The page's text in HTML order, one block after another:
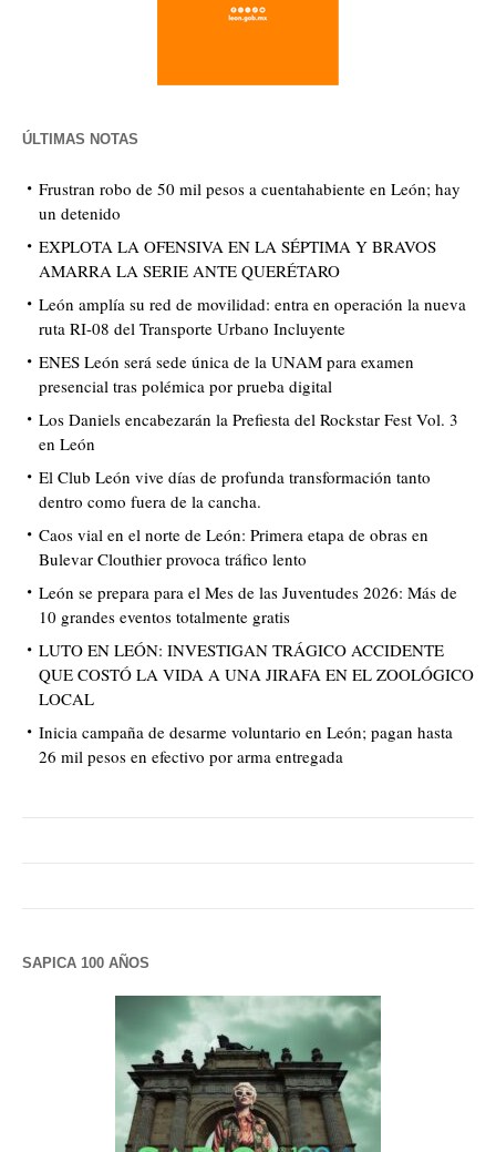
ÚLTIMAS NOTAS
Frustran robo de 50 mil pesos a cuentahabiente en León; hay
un detenido
EXPLOTA LA OFENSIVA EN LA SÉPTIMA Y BRAVOS
AMARRA LA SERIE ANTE QUERÉTARO
León amplía su red de movilidad: entra en operación la nueva
ruta RI-08 del Transporte Urbano Incluyente
ENES León será sede única de la UNAM para examen
presencial tras polémica por prueba digital
Los Daniels encabezarán la Prefiesta del Rockstar Fest Vol. 3
en León
El Club León vive días de profunda transformación tanto
dentro como fuera de la cancha.
Caos vial en el norte de León: Primera etapa de obras en
Bulevar Clouthier provoca tráfico lento
León se prepara para el Mes de las Juventudes 2026: Más de
10 grandes eventos totalmente gratis
LUTO EN LEÓN: INVESTIGAN TRÁGICO ACCIDENTE
QUE COSTÓ LA VIDA A UNA JIRAFA EN EL ZOOLÓGICO
LOCAL
Inicia campaña de desarme voluntario en León; pagan hasta
26 mil pesos en efectivo por arma entregada
SAPICA 100 AÑOS